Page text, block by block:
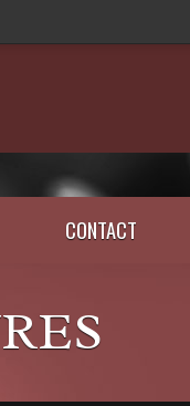
CONTACT